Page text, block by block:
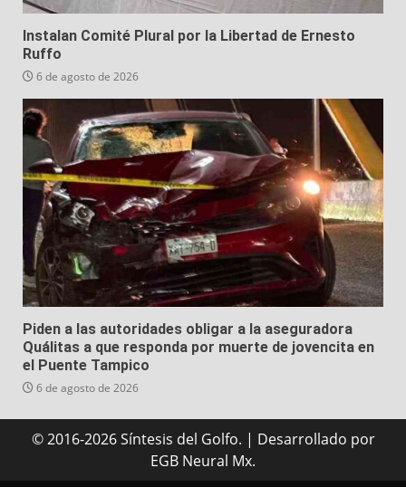
Instalan Comité Plural por la Libertad de Ernesto
Ruffo
6 de agosto de 2026
Piden a las autoridades obligar a la aseguradora
Quálitas a que responda por muerte de jovencita en
el Puente Tampico
6 de agosto de 2026
© 2016-2026 Síntesis del Golfo. | Desarrollado por
EGB Neural Mx.